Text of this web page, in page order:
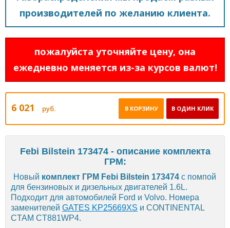
производителей по желанию клиента.
пожалуйста уточняйте цену, она
ежедневно меняется из-за курсов валют!
6 021 руб. В ОДИН КЛИК
В КОРЗИНУ
Febi Bilstein 173474 - описание комплекта
ГРМ:
Новый комплект ГРМ Febi Bilstein 173474 с помпой
для бензиновых и дизельных двигателей 1.6L.
Подходит для автомобилей Ford и Volvo. Номера
заменителей GATES KP25669XS и CONTINENTAL
CTAM CT881WP4.